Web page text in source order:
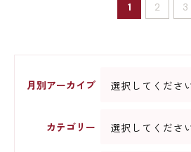
1
2 3
月別アーカイブ
カテゴリー